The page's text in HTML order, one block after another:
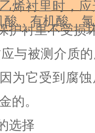
酸、有机酸、
烯衬里时，
护衬里不受损
与被测介质
为它受到腐
的。
选择